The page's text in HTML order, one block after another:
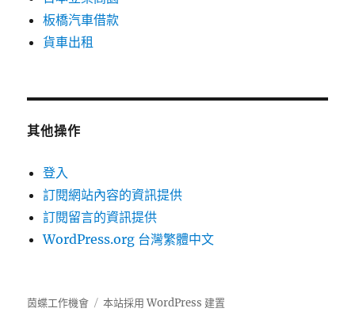
板橋汽車借款
貨車出租
其他操作
登入
訂閱網站內容的資訊提供
訂閱留言的資訊提供
WordPress.org 台灣繁體中文
茵蝶工作機會 本站採用 WordPress 建置